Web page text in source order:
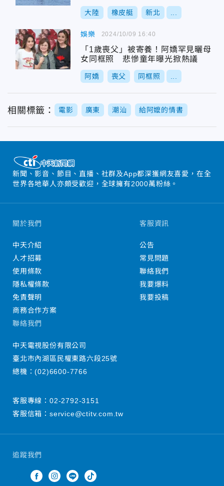
大陸 橡皮艇 新北
娛樂
「1歲喪父」被寄養！阿嬌罕見曬母
女同框照 悲慘童年曝光掀熱議
阿嬌 喪父 同框照
2024/10/09 16:40
相關標籤： 電影 廣東 潮汕 給阿嬤的情書
新聞、影音、節目、直播、社群及App都深獲網友喜愛，在全
世界各地華人亦頗受歡迎，全球擁有2000萬粉絲。
追蹤我們
關於我們
中天介紹
人才招募
使用條款
隱私權條款
免責聲明
商務合作方案
客服資訊
公告
常見問題
聯絡我們
我要爆料
我要投稿
聯絡我們
中天電視股份有限公司
臺北市內湖區民權東路六段25號
總機：(02)6600-7766
客服專線： 02-2792-3151
客服信箱： service@ctitv.com.tw